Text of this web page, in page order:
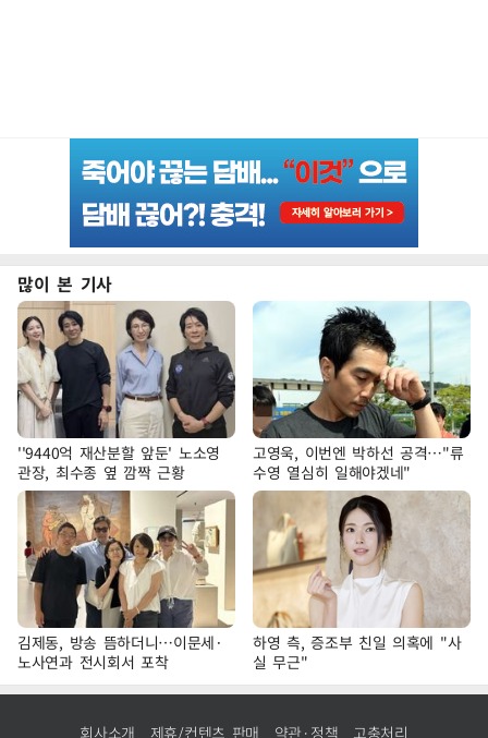
많이 본 기사
''9440억 재산분할 앞둔' 노소영
관장, 최수종 옆 깜짝 근황
고영욱, 이번엔 박하선 공격…"류
수영 열심히 일해야겠네"
김제동, 방송 뜸하더니…이문세·
노사연과 전시회서 포착
하영 측, 증조부 친일 의혹에 "사
실 무근"
회사소개 제휴/컨텐츠 판매 약관·정책 고충처리